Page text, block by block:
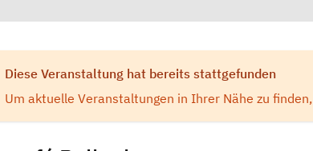
Diese Veranstaltung hat bereits stattgefunden
Um aktuelle Veranstaltungen in Ihrer Nähe zu